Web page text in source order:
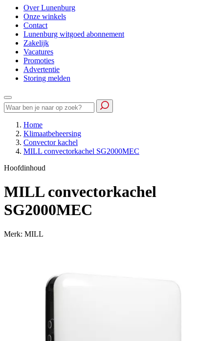
Over Lunenburg
Onze winkels
Contact
Lunenburg witgoed abonnement
Zakelijk
Vacatures
Promoties
Advertentie
Storing melden
Home
Klimaatbeheersing
Convector kachel
MILL convectorkachel SG2000MEC
Hoofdinhoud
MILL convectorkachel
SG2000MEC
Merk: MILL